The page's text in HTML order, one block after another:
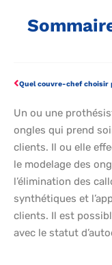
Un ou une
ongles qui prend
clients. Il ou elle
le modelage des
l’élimination des
synthétiques et
clients. Il est
avec le statut